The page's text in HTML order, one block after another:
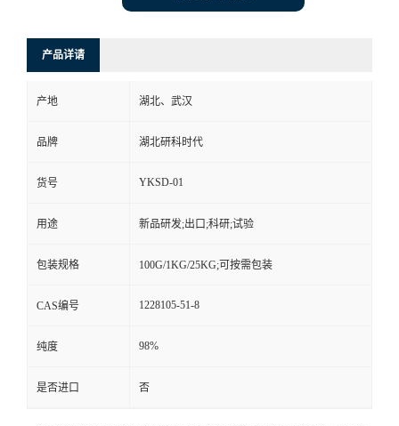
产品详请
产地 湖北、武汉
品牌 湖北研科时代
货号 YKSD-01
用途 新品研发;出口;科研;试验
包装规格 100G/1KG/25KG;可按需包装
CAS编号 1228105-51-8
纯度 98%
是否进口 否